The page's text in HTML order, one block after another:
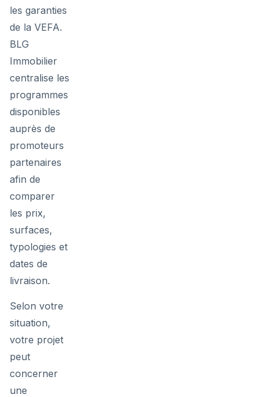
les garanties
de la VEFA.
BLG
Immobilier
centralise les
programmes
disponibles
auprès de
promoteurs
partenaires
afin de
comparer
les prix,
surfaces,
typologies et
dates de
livraison.
Selon votre
situation,
votre projet
peut
concerner
une